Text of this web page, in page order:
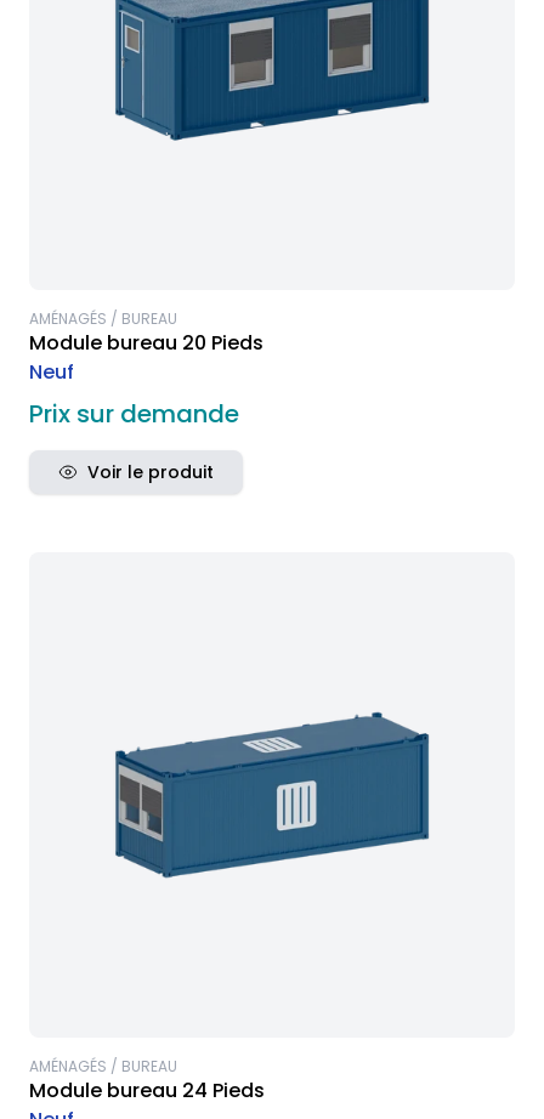
AMÉNAGÉS / BUREAU
Module bureau 20 Pieds
Neuf
Prix sur demande
Voir le produit
AMÉNAGÉS / BUREAU
Module bureau 24 Pieds